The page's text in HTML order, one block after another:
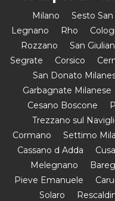
Milano Sesto
Legnano
Rho
Rozzano
San
Segrate
Corsico
San Donato
Garbagnate Milanese
Cesano Boscone
Trezzano sul
Cormano
Settimo
Cassano d Adda
Melegnano
Pieve Emanuele
Solaro